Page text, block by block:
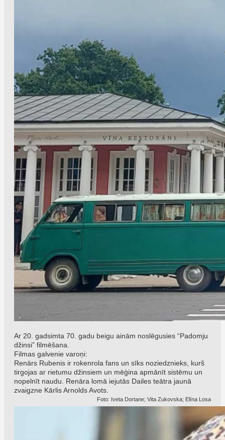
Ar 20. gadsimta 70. gadu beigu ainām noslēgusies “Padomju
džinsi” filmēšana.
Filmas galvenie varoņi:
Renārs Rubenis ir rokenrola fans un sīks noziedznieks, kurš
tirgojas ar rietumu džinsiem un mēģina apmānīt sistēmu un
nopelnīt naudu. Renāra lomā iejutās Dailes teātra jaunā
zvaigzne Kārlis Arnolds Avots.
Foto: Iveta Dortane; Vita Zukovska; Elīna Losa